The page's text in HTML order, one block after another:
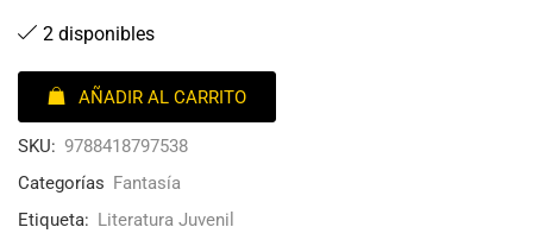
2 disponibles
AÑADIR AL CARRITO
SKU: 9788418797538
Categorías Fantasía
Etiqueta: Literatura Juvenil